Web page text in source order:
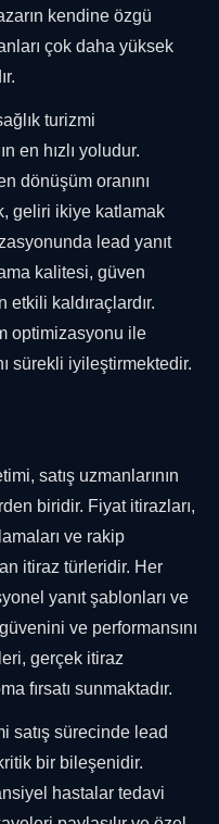
kendine özgü
çok daha yüksek
turizmi
en hızlı yoludur.
dönüşüm oranını
geliri ikiye katlamak
lead yanıt
kalitesi, güven
etkili kaldıraçlardır.
optimizasyonu ile
sürekli iyileştirmektedir.
satış uzmanlarının
biridir. Fiyat itirazları,
ve rakip
itiraz türleridir. Her
yanıt şablonları ve
ve performansını
gerçek itiraz
fırsatı sunmaktadır.
satış sürecinde lead
bir bileşenidir.
hastalar tedavi